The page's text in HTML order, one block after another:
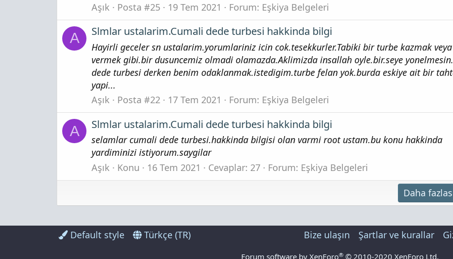
Aşık
Posta #25 19 Tem 2021 Forum: Eşkiya Belgeleri
A Slmlar ustalarim.Cumali dede turbesi hakkinda bilgi
Hayirli geceler sn ustalarim.yorumlariniz icin cok.tesekkurler.Tabiki bir turbe kazmak
vermek gibi.bir dusuncemiz olmadi olamazda.Aklimizda insallah oyle.bir.seye
dede turbesi derken benim odaklanmak.istedigim.turbe felan yok.burda eskiye ait bir
yapi...
Aşık
Posta #22 17 Tem 2021 Forum: Eşkiya Belgeleri
A Slmlar ustalarim.Cumali dede turbesi hakkinda bilgi
selamlar cumali dede turbesi.hakkinda bilgisi olan varmi root ustam.bu konu hakkinda
yardiminizi istiyorum.saygilar
Aşık
Konu 16 Tem 2021 Cevaplar: 27 Forum: Eşkiya Belgeleri
Daha
Default style Türkçe (TR) Bize ulaşın Şartlar ve kurallar
Forum software by XenForo® © 2010-2020 XenForo Ltd.